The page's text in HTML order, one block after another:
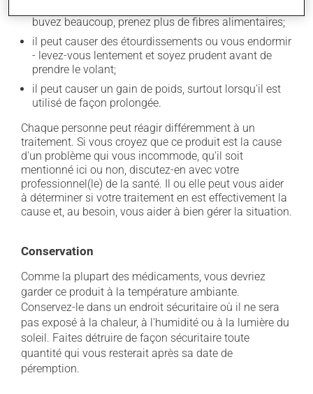
buvez beaucoup, prenez plus de fibres alimentaires;
il peut causer des étourdissements ou vous endormir
- levez-vous lentement et soyez prudent avant de
prendre le volant;
il peut causer un gain de poids, surtout lorsqu'il est
utilisé de façon prolongée.
Chaque personne peut réagir différemment à un
traitement. Si vous croyez que ce produit est la cause
d'un problème qui vous incommode, qu'il soit
mentionné ici ou non, discutez-en avec votre
professionnel(le) de la santé. Il ou elle peut vous aider
à déterminer si votre traitement en est effectivement la
cause et, au besoin, vous aider à bien gérer la situation.
Conservation
Comme la plupart des médicaments, vous devriez
garder ce produit à la température ambiante.
Conservez-le dans un endroit sécuritaire où il ne sera
pas exposé à la chaleur, à l'humidité ou à la lumière du
soleil. Faites détruire de façon sécuritaire toute
quantité qui vous resterait après sa date de
péremption.